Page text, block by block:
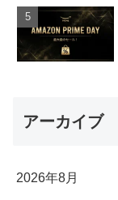
アーカイブ
2026年8月